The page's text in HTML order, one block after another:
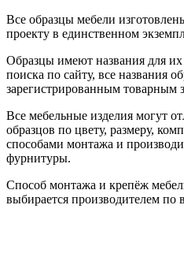
Все образцы мебели
проекту в единственном
Образцы имеют названия для их
поиска по сайту, все названия
зарегистрированным товарным
Все мебельные изделия могут
образцов по цвету, размеру,
способами монтажа и
фурнитуры.
Способ монтажа и крепёж
выбирается производителем по